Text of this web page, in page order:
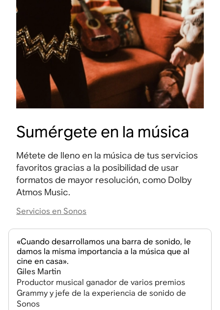
Sumérgete en la música
Métete de lleno en la música de tus servicios
favoritos gracias a la posibilidad de usar
formatos de mayor resolución, como Dolby
Atmos Music.
Servicios en Sonos
«Cuando desarrollamos una barra de sonido, le
damos la misma importancia a la música que al
cine en casa».
Giles Martin
Productor musical ganador de varios premios
Grammy y jefe de la experiencia de sonido de
Sonos